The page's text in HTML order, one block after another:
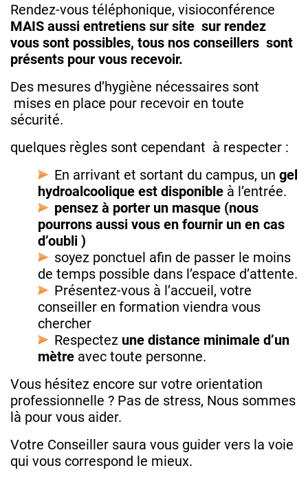
Rendez-vous téléphonique, visioconférence
MAIS aussi entretiens sur site sur rendez
vous sont possibles, tous nos conseillers sont
présents pour vous recevoir.
Des mesures d’hygiène nécessaires sont
mises en place pour recevoir en toute
sécurité.
quelques règles sont cependant à respecter :
En arrivant et sortant du campus, un gel
hydroalcoolique est disponible à l’entrée.
pensez à porter un masque (nous
pourrons aussi vous en fournir un en cas
d’oubli )
soyez ponctuel afin de passer le moins
de temps possible dans l’espace d’attente.
Présentez-vous à l’accueil, votre
conseiller en formation viendra vous
chercher
Respectez une distance minimale d’un
mètre avec toute personne.
Vous hésitez encore sur votre orientation
professionnelle ? Pas de stress, Nous sommes
là pour vous aider.
Votre Conseiller saura vous guider vers la voie
qui vous correspond le mieux.